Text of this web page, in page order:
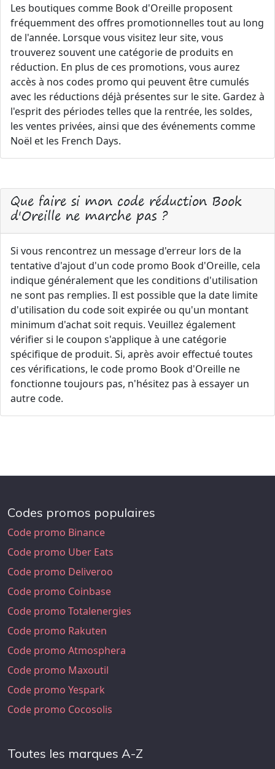
Les boutiques comme Book d'Oreille proposent
fréquemment des offres promotionnelles tout au long
de l'année. Lorsque vous visitez leur site, vous
trouverez souvent une catégorie de produits en
réduction. En plus de ces promotions, vous aurez
accès à nos codes promo qui peuvent être cumulés
avec les réductions déjà présentes sur le site. Gardez à
l'esprit des périodes telles que la rentrée, les soldes,
les ventes privées, ainsi que des événements comme
Noël et les French Days.
Que faire si mon code réduction Book
d'Oreille ne marche pas ?
Si vous rencontrez un message d'erreur lors de la
tentative d'ajout d'un code promo Book d'Oreille, cela
indique généralement que les conditions d'utilisation
ne sont pas remplies. Il est possible que la date limite
d'utilisation du code soit expirée ou qu'un montant
minimum d'achat soit requis. Veuillez également
vérifier si le coupon s'applique à une catégorie
spécifique de produit. Si, après avoir effectué toutes
ces vérifications, le code promo Book d'Oreille ne
fonctionne toujours pas, n'hésitez pas à essayer un
autre code.
Codes promos populaires
Code promo Binance
Code promo Uber Eats
Code promo Deliveroo
Code promo Coinbase
Code promo Totalenergies
Code promo Rakuten
Code promo Atmosphera
Code promo Maxoutil
Code promo Yespark
Code promo Cocosolis
Toutes les marques A-Z